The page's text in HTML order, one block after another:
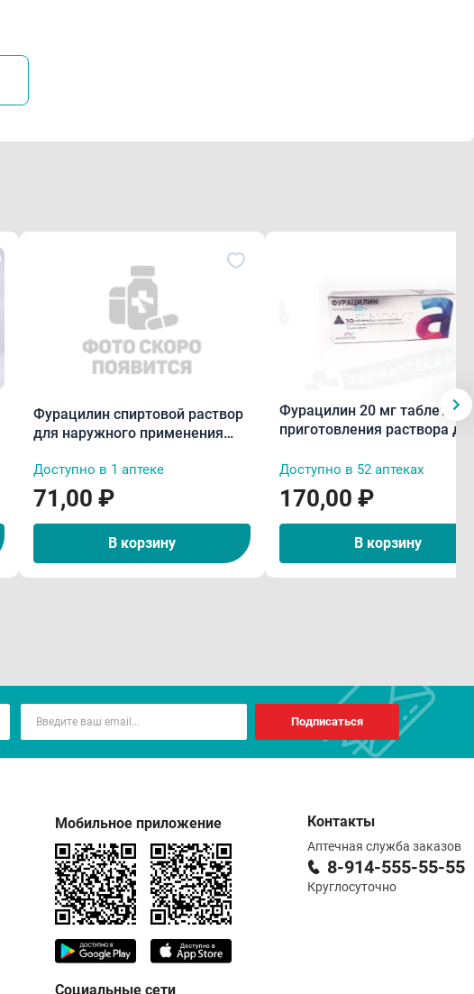
Фурацилин спиртовой раствор
для наружного применения
Доступно в 1 аптеке
71,00 ₽
В корзину
Фурацилин 20 мг таблетки
приготовления раствора
применения N10
Доступно в 52 аптеках
170,00 ₽
В корзину
Подписаться
Мобильное приложение
Социальные сети
Контакты
Аптечная служба заказов
8-914-555-55-55
Круглосуточно